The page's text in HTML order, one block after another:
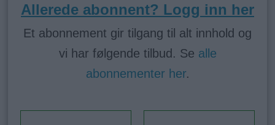
Allerede abonnent? Logg inn her
Et abonnement gir tilgang til alt innhold og
vi har følgende tilbud. Se alle
abonnementer her.